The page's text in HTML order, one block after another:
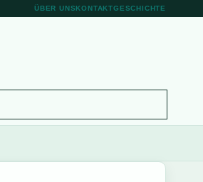
ÜBER UNSKONTAKTGESCHICHTE